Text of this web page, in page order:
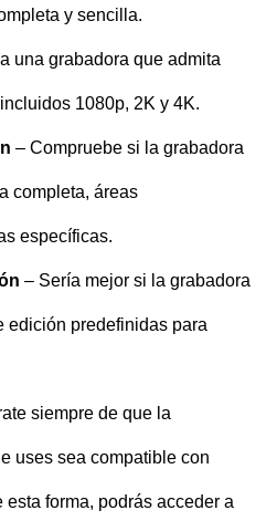
y sencilla.
una grabadora que admita
1080p, 2K y 4K.
– Compruebe si la grabadora
completa, áreas
específicas.
– Sería mejor si la grabadora
edición predefinidas para
siempre de que la
uses sea compatible con
forma, podrás acceder a